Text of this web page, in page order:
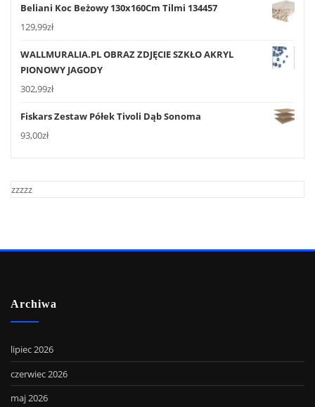
Beliani Koc Beżowy 130x160Cm Tilmi 134457
129,99zł
WALLMURALIA.PL OBRAZ ZDJĘCIE SZKŁO AKRYL
PIONOWY JAGODY
302,99zł
Fiskars Zestaw Półek Tivoli Dąb Sonoma
93,00zł
zzzzz
Archiwa
lipiec 2026
czerwiec 2026
maj 2026